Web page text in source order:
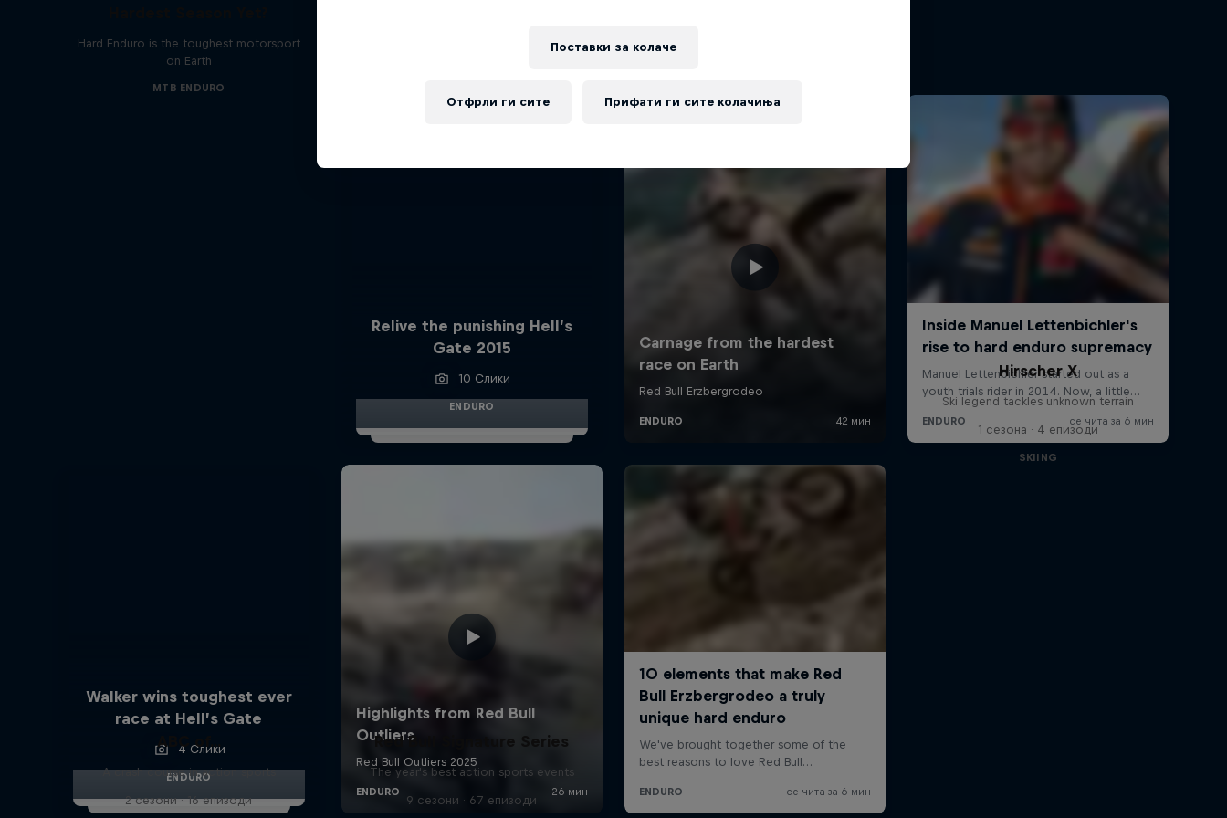
Hard Enduro is the toughest motorsport
on Earth
MTB ENDURO
Relive the punishing Hell’s
Gate 2015
10 Слики
ENDURO
Walker wins toughest ever
race at Hell’s Gate
4 Слики
ENDURO
Hirscher X
Ski legend tackles unknown terrain
1 сезона · 4 епизоди
SKIING
ABC of...
A crash course in action sports
2 сезони · 16 епизоди
Red Bull Signature Series
The year's best action sports events
9 сезони · 67 епизоди
Поставки за колачe
Отфрли ги сите Прифати ги сите колачиња